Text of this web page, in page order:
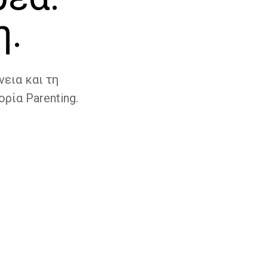
και τη
Parenting.